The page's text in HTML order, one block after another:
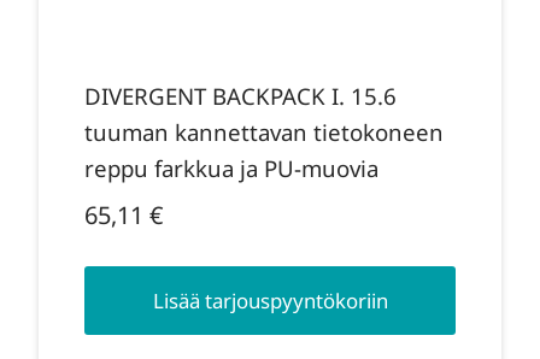
DIVERGENT BACKPACK I. 15.6
tuuman kannettavan tietokoneen
reppu farkkua ja PU-muovia
65,11 €
Lisää tarjouspyyntökoriin